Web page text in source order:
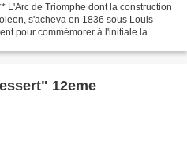
L'Arc de Triomphe dont la construction
s'acheva en 1836 sous Louis
pour commémorer à l'initiale la
12eme